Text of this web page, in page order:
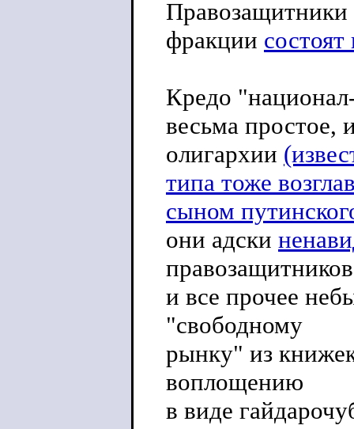
Правозащитники
фракции
Кредо
весьма простое,
олигархии
типа тоже
сыном
они адски
правозащитников
и все прочее
"свободному
рынку" из
воплощению
в виде